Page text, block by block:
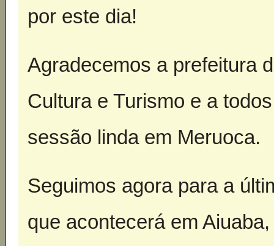
por este dia!
Agradecemos a prefeitura
Cultura e Turismo e a
sessão linda em Meruoca.
Seguimos agora para a
que acontecerá em